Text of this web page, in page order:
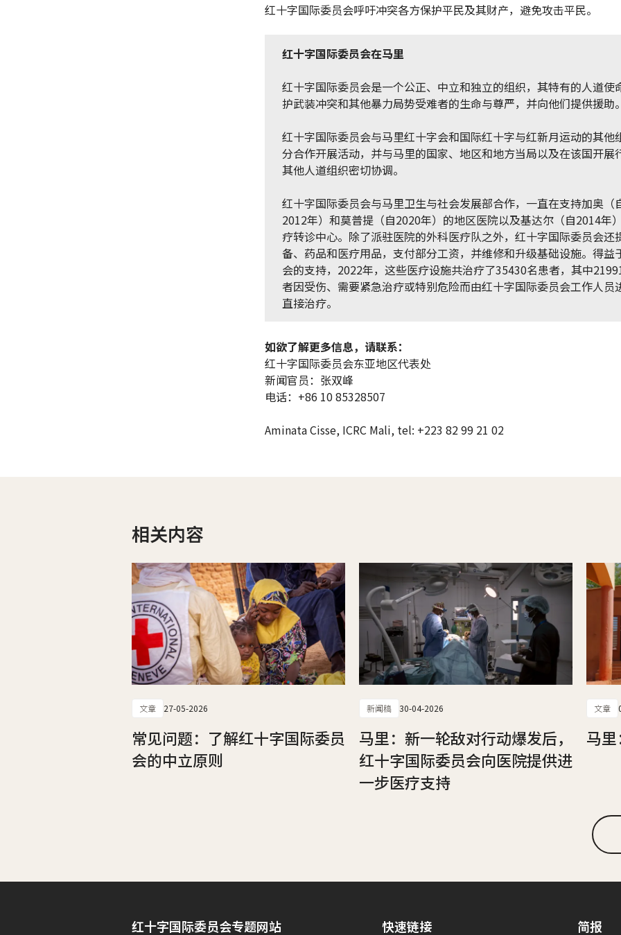
红十字国际委员会呼吁冲突各方保护平民及其财产，避免攻击平民。
红十字国际委员会在马里
红十字国际委员会是一个公正、中立和独立的组织，其特有的人道使
护武装冲突和其他暴力局势受难者的生命与尊严，并向他们提供援助
红十字国际委员会与马里红十字会和国际红十字与红新月运动的其他
分合作开展活动，并与马里的国家、地区和地方当局以及在该国开展
其他人道组织密切协调。
红十字国际委员会与马里卫生与社会发展部合作，一直在支持加奥（
2012年）和莫普提（自2020年）的地区医院以及基达尔（自2014年
疗转诊中心。除了派驻医院的外科医疗队之外，红十字国际委员会还
备、药品和医疗用品，支付部分工资，并维修和升级基础设施。得益
会的支持，2022年，这些医疗设施共治疗了35430名患者，其中
者因受伤、需要紧急治疗或特别危险而由红十字国际委员会工作人员
直接治疗。
如欲了解更多信息，请联系：
红十字国际委员会东亚地区代表处
新闻官员：张双峰
电话：+86 10 85328507
Aminata Cisse, ICRC Mali, tel: +223 82 99 21 02
相关内容
文章 27-05-2026
常见问题：了解红十字国际委员
会的中立原则
新闻稿 30-04-2026
马里：新一轮敌对行动爆发后，
红十字国际委员会向医院提供进
一步医疗支持
文章
马
红十字国际委员会专题网站 快速链接 简报